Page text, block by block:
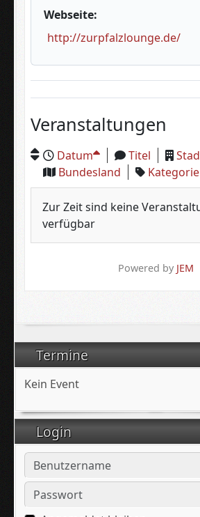
Termine
Kein Event
Login
Benutzername
Passwort
Webseite:
http://zurpfalzlounge.de/
Veranstaltungen
Datum Titel
Bundesland
Kategorie
Zur Zeit sind keine
verfügbar
Powered by JEM